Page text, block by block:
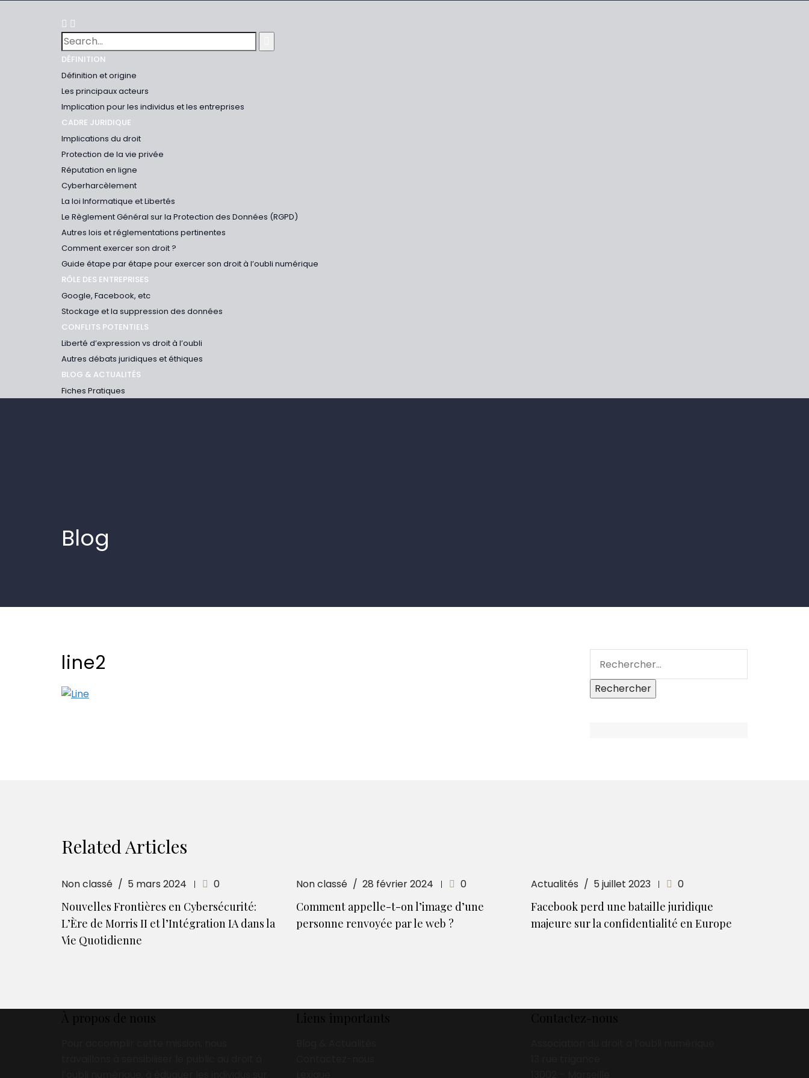
DÉFINITION
Définition et origine
Les principaux acteurs
Implication pour les individus et les entreprises
CADRE JURIDIQUE
Implications du droit
Protection de la vie privée
Réputation en ligne
Cyberharcèlement
La loi Informatique et Libertés
Le Règlement Général sur la Protection des Données (RGPD)
Autres lois et réglementations pertinentes
Comment exercer son droit ?
Guide étape par étape pour exercer son droit à l’oubli numérique
RÔLE DES ENTREPRISES
Google, Facebook, etc
Stockage et la suppression des données
CONFLITS POTENTIELS
Liberté d’expression vs droit à l’oubli
Autres débats juridiques et éthiques
BLOG & ACTUALITÉS
Fiches Pratiques
Blog
line2
Related Articles
Non classé 5 mars 2024 0
Nouvelles Frontières en Cybersécurité:
L’Ère de Morris II et l’Intégration IA dans la
Vie Quotidienne
Non classé 28 février 2024 0
Comment appelle-t-on l’image d’une
personne renvoyée par le web ?
Actualités 5 juillet 2023 0
Facebook perd une bataille juridique
majeure sur la confidentialité en Europe